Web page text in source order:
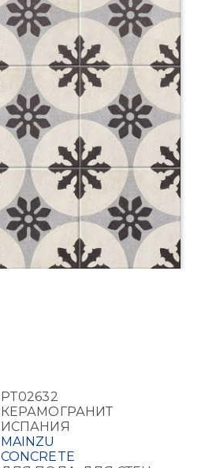
PT02632
КЕРАМОГРАНИТ
ИСПАНИЯ
MAINZU
CONCRETE